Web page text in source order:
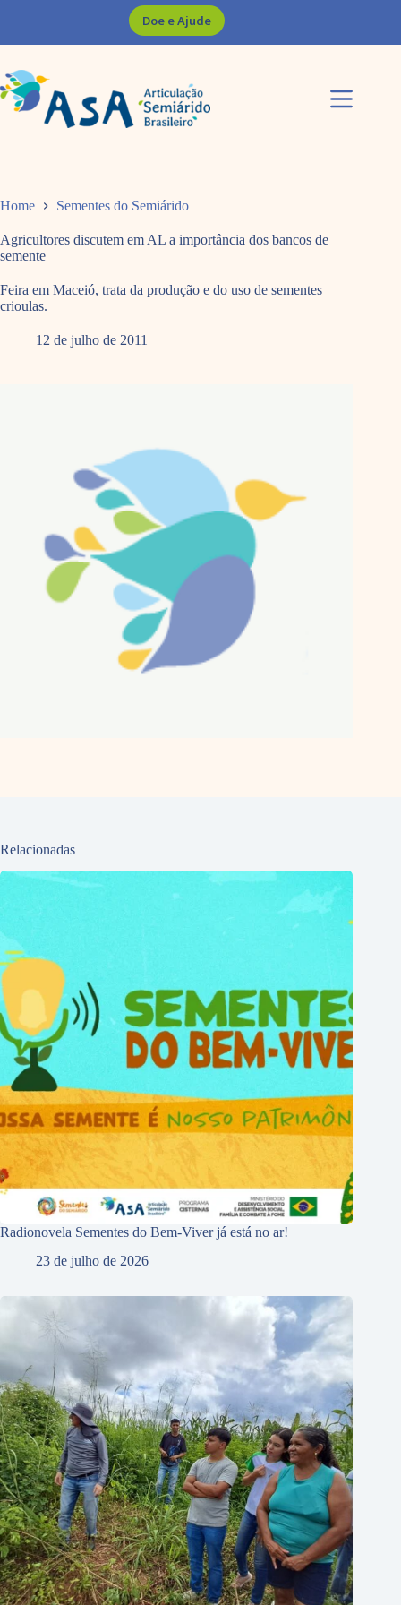
Doe e Ajude
Home Sementes do Semiárido
Agricultores discutem em AL a importância dos bancos de
semente
Feira em Maceió, trata da produção e do uso de sementes
crioulas.
12 de julho de 2011
Relacionadas
Radionovela Sementes do Bem-Viver já está no ar!
23 de julho de 2026